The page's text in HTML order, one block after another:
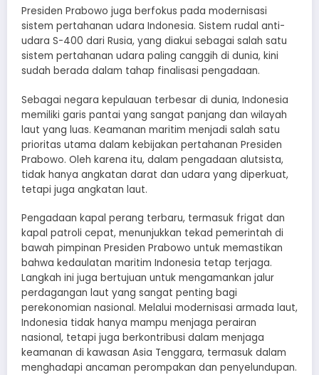
Presiden Prabowo juga berfokus pada modernisasi
sistem pertahanan udara Indonesia. Sistem rudal anti-
udara S-400 dari Rusia, yang diakui sebagai salah satu
sistem pertahanan udara paling canggih di dunia, kini
sudah berada dalam tahap finalisasi pengadaan.
Sebagai negara kepulauan terbesar di dunia, Indonesia
memiliki garis pantai yang sangat panjang dan wilayah
laut yang luas. Keamanan maritim menjadi salah satu
prioritas utama dalam kebijakan pertahanan Presiden
Prabowo. Oleh karena itu, dalam pengadaan alutsista,
tidak hanya angkatan darat dan udara yang diperkuat,
tetapi juga angkatan laut.
Pengadaan kapal perang terbaru, termasuk frigat dan
kapal patroli cepat, menunjukkan tekad pemerintah di
bawah pimpinan Presiden Prabowo untuk memastikan
bahwa kedaulatan maritim Indonesia tetap terjaga.
Langkah ini juga bertujuan untuk mengamankan jalur
perdagangan laut yang sangat penting bagi
perekonomian nasional. Melalui modernisasi armada laut,
Indonesia tidak hanya mampu menjaga perairan
nasional, tetapi juga berkontribusi dalam menjaga
keamanan di kawasan Asia Tenggara, termasuk dalam
menghadapi ancaman perompakan dan penyelundupan.